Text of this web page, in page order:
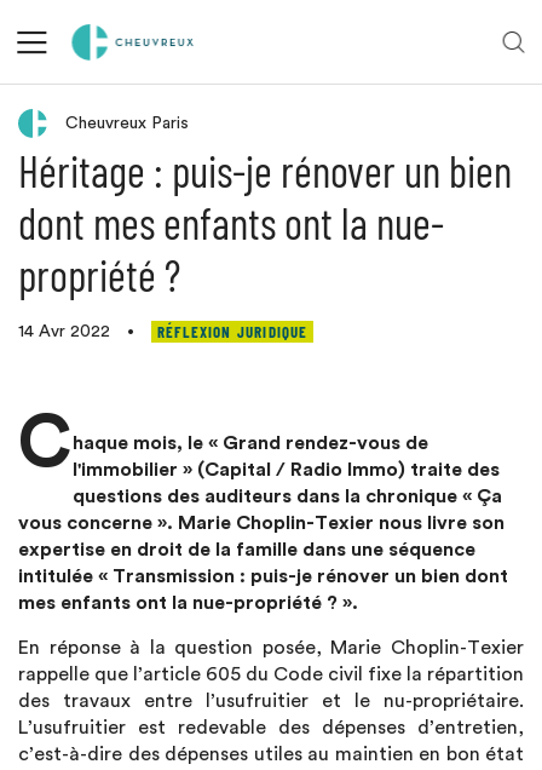
Retour aux actualités
Cheuvreux Paris
Héritage : puis-je rénover un bien
dont mes enfants ont la nue-
propriété ?
14 Avr 2022 • RÉFLEXION JURIDIQUE
C haque mois, le « Grand rendez-vous de
l'immobilier » (Capital / Radio Immo) traite des
questions des auditeurs dans la chronique « Ça
vous concerne ». Marie Choplin-Texier nous livre son
expertise en droit de la famille dans une séquence
intitulée « Transmission : puis-je rénover un bien dont
mes enfants ont la nue-propriété ? ».
En réponse à la question posée, Marie Choplin-Texier
rappelle que l’article 605 du Code civil fixe la répartition
des travaux entre l’usufruitier et le nu-propriétaire.
L’usufruitier est redevable des dépenses d’entretien,
c’est-à-dire des dépenses utiles au maintien en bon état